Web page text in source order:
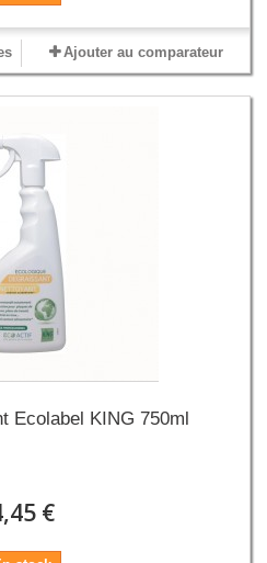
Ajouter au comparateur
Ecolabel KING 750ml
€